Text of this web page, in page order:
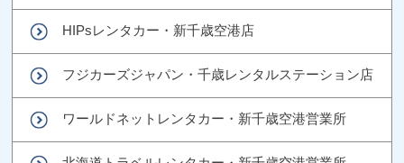
HIPsレンタカー・新千歳空港店
フジカーズジャパン・千歳レンタルステーション店
ワールドネットレンタカー・新千歳空港営業所